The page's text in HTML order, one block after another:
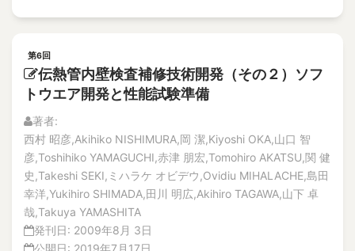
第6回
伝熱管内壁検査補修技術開発（その２）ソフ
トウエア開発と性能試験準備
著者:
西村 昭彦,Akihiko NISHIMURA,岡 潔,Kiyoshi OKA,山口 智
彦,Toshihiko YAMAGUCHI,赤津 朋宏,Tomohiro AKATSU,関 健
史,Takeshi SEKI,ミハラケ オビデウ,Ovidiu MIHALACHE,島田
幸洋,Yukihiro SHIMADA,田川 明広,Akihiro TAGAWA,山下 卓
哉,Takuya YAMASHITA
発刊日: 2009年8月 3日
公開日: 2019年7月17日